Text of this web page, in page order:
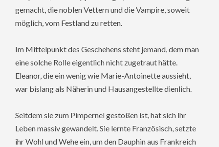
gemacht, die noblen Vettern und die Vampire, soweit
möglich, vom Festland zu retten.
Im Mittelpunkt des Geschehens steht jemand, dem man
eine solche Rolle eigentlich nicht zugetraut hätte.
Eleanor, die ein wenig wie Marie-Antoinette aussieht,
war bislang als Näherin und Hausangestellte dienlich.
Seitdem sie zum Pimpernel gestoßen ist, hat sich ihr
Leben massiv gewandelt. Sie lernte Französisch, setzte
ihr Wohl und Wehe ein, um den Dauphin aus Frankreich